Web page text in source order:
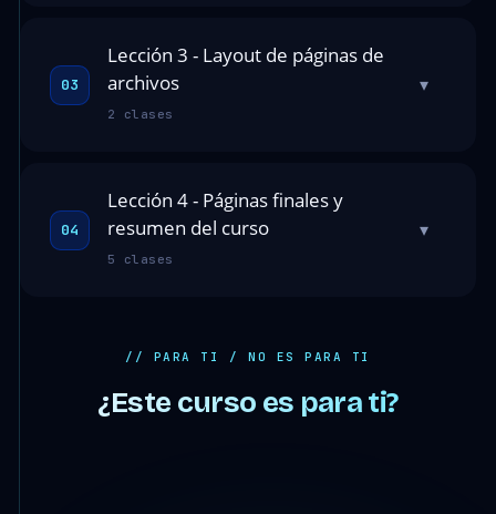
03
Lección 3 - Layout de páginas de
archivos
2 clases
▾
04
Lección 4 - Páginas finales y
resumen del curso
5 clases
▾
// PARA TI / NO ES PARA TI
¿Este curso es para ti?